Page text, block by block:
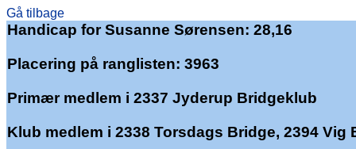
Gå tilbage
Handicap for Susanne Sørensen: 28,16
Placering på ranglisten: 3963
Primær medlem i 2337 Jyderup Bridgeklub
Klub medlem i 2338 Torsdags Bridge, 2394